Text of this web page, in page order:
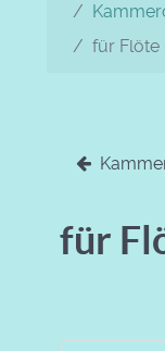
für Flöte
für